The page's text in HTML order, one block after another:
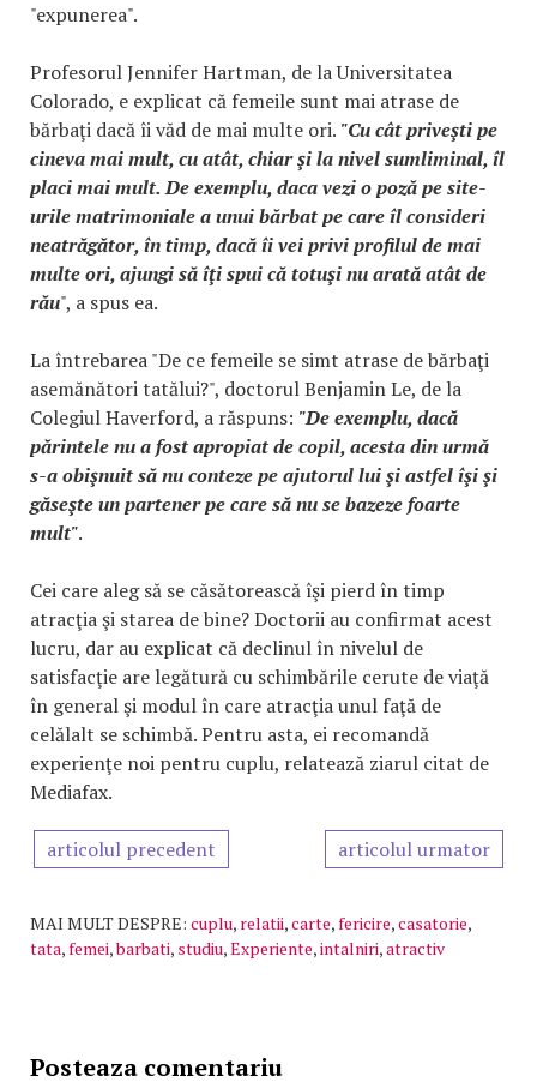
"expunerea".
Profesorul Jennifer Hartman, de la Universitatea
Colorado, e explicat că femeile sunt mai atrase de
bărbaţi dacă îi văd de mai multe ori. "Cu cât priveşti pe
cineva mai mult, cu atât, chiar şi la nivel sumliminal, îl
placi mai mult. De exemplu, daca vezi o poză pe site-
urile matrimoniale a unui bărbat pe care îl consideri
neatrăgător, în timp, dacă îi vei privi profilul de mai
multe ori, ajungi să îţi spui că totuşi nu arată atât de
rău", a spus ea.
La întrebarea "De ce femeile se simt atrase de bărbaţi
asemănători tatălui?", doctorul Benjamin Le, de la
Colegiul Haverford, a răspuns: "De exemplu, dacă
părintele nu a fost apropiat de copil, acesta din urmă
s-a obişnuit să nu conteze pe ajutorul lui şi astfel îşi şi
găseşte un partener pe care să nu se bazeze foarte
mult".
Cei care aleg să se căsătorească îşi pierd în timp
atracţia şi starea de bine? Doctorii au confirmat acest
lucru, dar au explicat că declinul în nivelul de
satisfacţie are legătură cu schimbările cerute de viaţă
în general şi modul în care atracţia unul faţă de
celălalt se schimbă. Pentru asta, ei recomandă
experienţe noi pentru cuplu, relatează ziarul citat de
Mediafax.
articolul precedent articolul urmator
MAI MULT DESPRE: cuplu, relatii,carte,fericire,casatorie,
tata,femei,barbati, studiu,Experiente,intalniri,atractiv
Posteaza comentariu